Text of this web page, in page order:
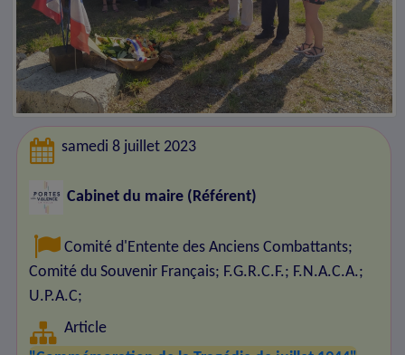
samedi 8 juillet 2023
Cabinet du maire (Référent)
Comité d'Entente des Anciens Combattants;
Comité du Souvenir Français; F.G.R.C.F.; F.N.A.C.A.;
U.P.A.C;
Article